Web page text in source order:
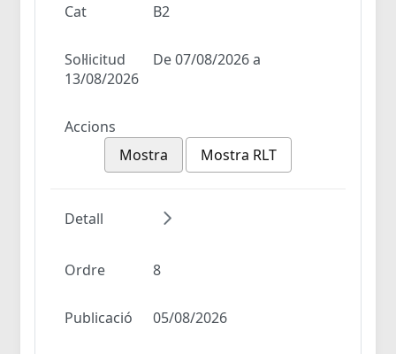
Cat B2
Sol·licitud
De 07/08/2026 a
13/08/2026
Accions
Mostra
Mostra RLT
Detall
Ordre 8
Publicació 05/08/2026